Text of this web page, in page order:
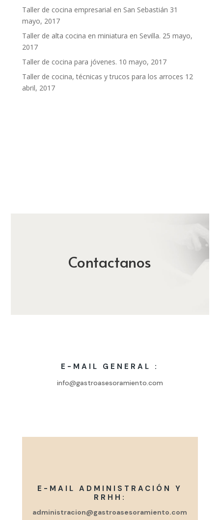
Taller de cocina empresarial en San Sebastián 31
mayo, 2017
Taller de alta cocina en miniatura en Sevilla. 25 mayo,
2017
Taller de cocina para jóvenes. 10 mayo, 2017
Taller de cocina, técnicas y trucos para los arroces 12
abril, 2017
Contactanos
E-MAIL GENERAL :
info@gastroasesoramiento.com
E-MAIL ADMINISTRACIÓN Y
RRHH:
administracion@gastroasesoramiento.com